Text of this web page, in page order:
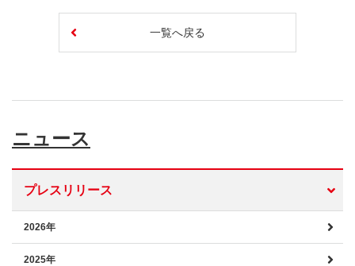
一覧へ戻る
ニュース
プレスリリース
2026年
2025年